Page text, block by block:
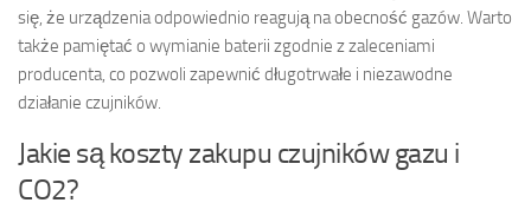
się, że urządzenia odpowiednio reagują na obecność gazów. Warto
także pamiętać o wymianie baterii zgodnie z zaleceniami
producenta, co pozwoli zapewnić długotrwałe i niezawodne
działanie czujników.
Jakie są koszty zakupu czujników gazu i
CO2?